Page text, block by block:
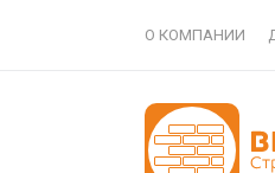
О КОМПАНИИ